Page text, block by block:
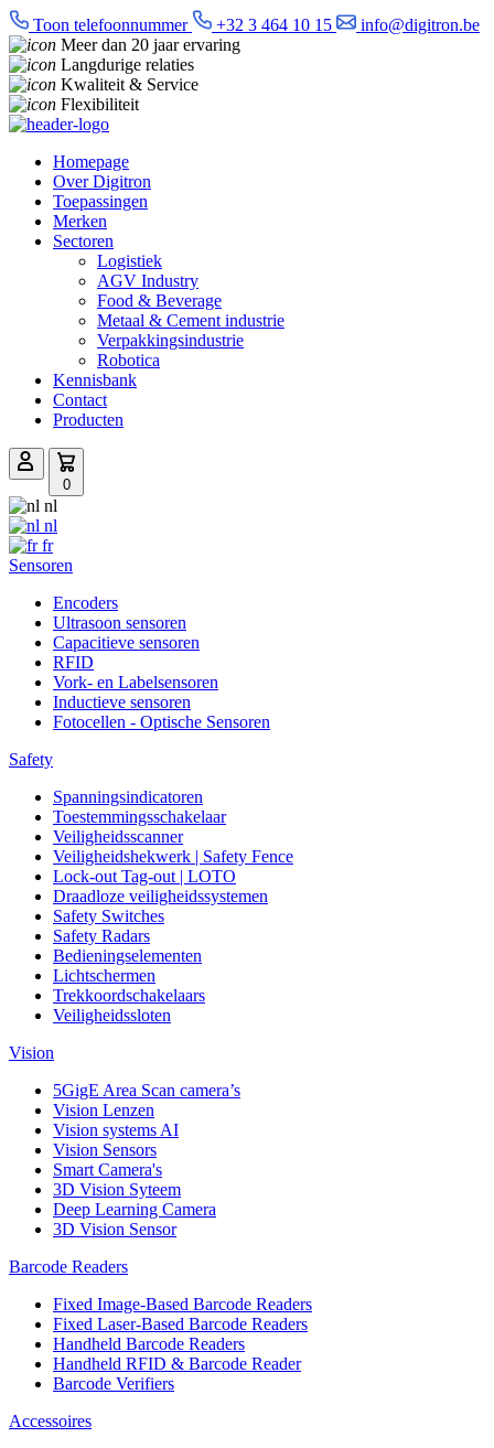
Toon telefoonnummer +32 3 464 10 15
info@digitron.be
Meer dan 20 jaar ervaring
Langdurige relaties
Kwaliteit & Service
Flexibiliteit
Homepage
Over Digitron
Toepassingen
Merken
Sectoren
Logistiek
AGV Industry
Food & Beverage
Metaal & Cement industrie
Verpakkingsindustrie
Robotica
Kennisbank
Contact
Producten
0
nl
nl
fr
Sensoren
Encoders
Ultrasoon sensoren
Capacitieve sensoren
RFID
Vork- en Labelsensoren
Inductieve sensoren
Fotocellen - Optische Sensoren
Safety
Spanningsindicatoren
Toestemmingsschakelaar
Veiligheidsscanner
Veiligheidshekwerk | Safety Fence
Lock-out Tag-out | LOTO
Draadloze veiligheidssystemen
Safety Switches
Safety Radars
Bedieningselementen
Lichtschermen
Trekkoordschakelaars
Veiligheidssloten
Vision
5GigE Area Scan camera’s
Vision Lenzen
Vision systems AI
Vision Sensors
Smart Camera's
3D Vision Syteem
Deep Learning Camera
3D Vision Sensor
Barcode Readers
Fixed Image-Based Barcode Readers
Fixed Laser-Based Barcode Readers
Handheld Barcode Readers
Handheld RFID & Barcode Reader
Barcode Verifiers
Accessoires